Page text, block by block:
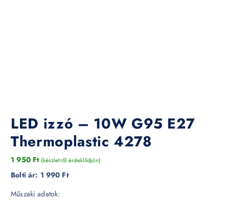
LED izzó – 10W G95 E27
Thermoplastic 4278
1 950 Ft (készletről érdeklődjön)
Bolti ár: 1 990 Ft
Műszaki adatok: